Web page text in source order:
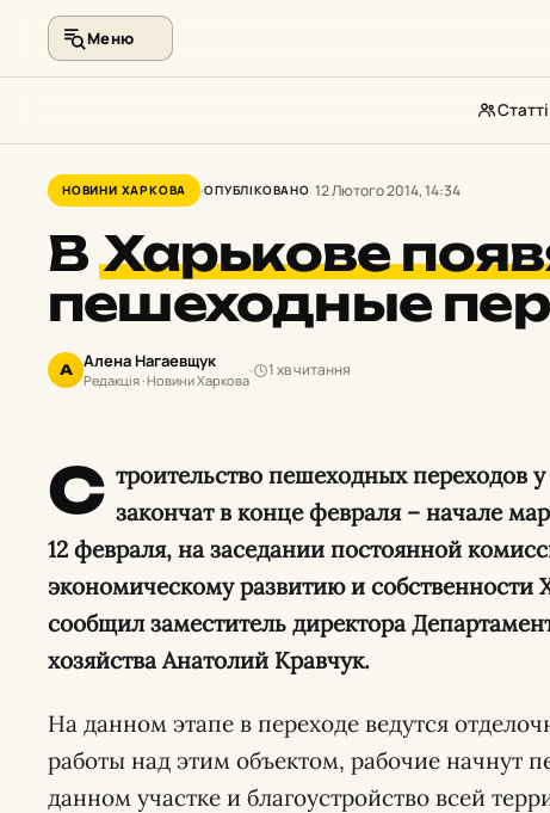
контенту
Меню
Статті
НОВИНИ ХАРКОВА ОПУБЛІКОВАНО 12 Лютого 2014, 14:34
ВХарькове
пешеходные
А Алена Нагаевщук
Редакція · Новини Харкова
1 хв читання
С троительство пешеходных переходов
закончат в конце февраля – начале
12 февраля, на заседании постоянной
экономическому развитию и собственности
сообщил заместитель директора
хозяйства Анатолий Кравчук.
На данном этапе в переходе ведутся
работы над этим объектом, рабочие начнут
данном участке и благоустройство всей